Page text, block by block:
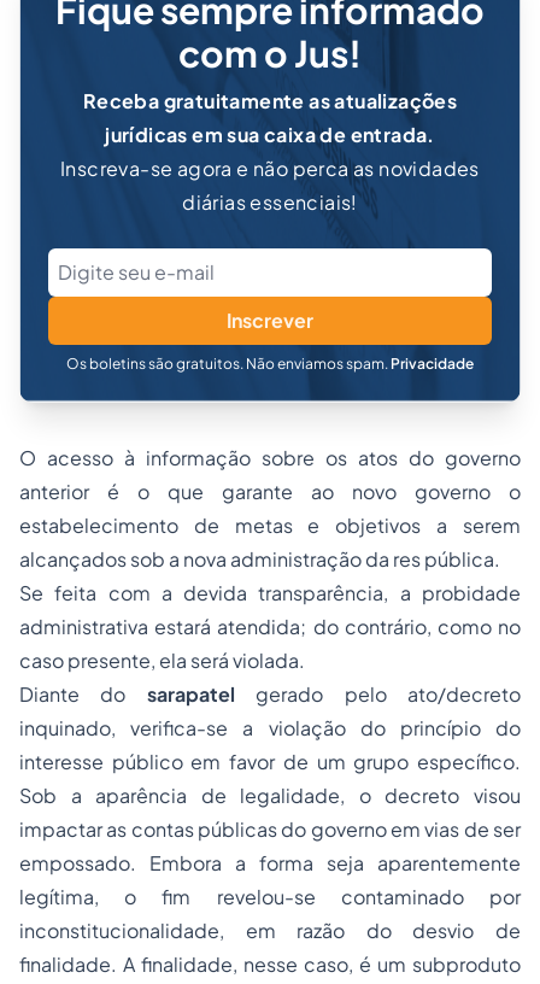
Fique sempre informado
com o Jus!
Receba gratuitamente as atualizações
jurídicas em sua caixa de entrada.
Inscreva-se agora e não perca as novidades
diárias essenciais!
Inscrever
Os boletins são gratuitos. Não enviamos spam. Privacidade
O acesso à informação sobre os atos do governo
anterior é o que garante ao novo governo o
estabelecimento de metas e objetivos a serem
alcançados sob a nova administração da res pública.
Se feita com a devida transparência, a probidade
administrativa estará atendida; do contrário, como no
caso presente, ela será violada.
Diante do sarapatel gerado pelo ato/decreto
inquinado, verifica-se a violação do princípio do
interesse público em favor de um grupo específico.
Sob a aparência de legalidade, o decreto visou
impactar as contas públicas do governo em vias de ser
empossado. Embora a forma seja aparentemente
legítima, o fim revelou-se contaminado por
inconstitucionalidade, em razão do desvio de
finalidade. A finalidade, nesse caso, é um subproduto